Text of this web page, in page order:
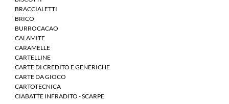
BRACCIALETTI
BRICO
BURROCACAO
CALAMITE
CARAMELLE
CARTELLINE
CARTE DI CREDITO E GENERICHE
CARTE DA GIOCO
CARTOTECNICA
CIABATTE INFRADITO - SCARPE